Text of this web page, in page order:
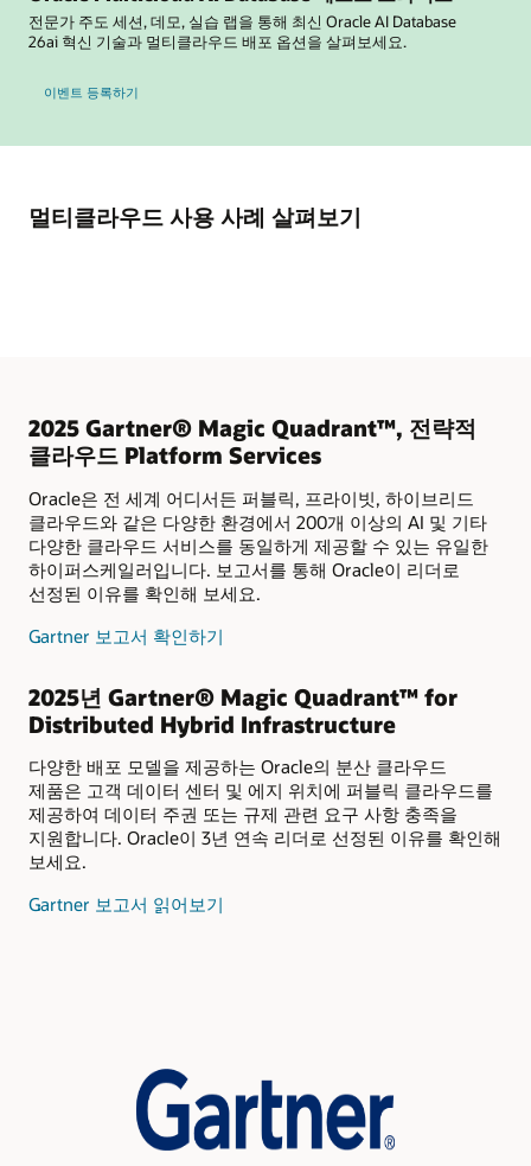
전문가 주도 세션, 데모, 실습 랩을 통해 최신 Oracle AI Database
26ai 혁신 기술과 멀티클라우드 배포 옵션을 살펴보세요.
이벤트 등록하기
멀티클라우드 사용 사례 살펴보기
2025 Gartner® Magic Quadrant™, 전략적
클라우드 Platform Services
Oracle은 전 세계 어디서든 퍼블릭, 프라이빗, 하이브리드
클라우드와 같은 다양한 환경에서 200개 이상의 AI 및 기타
다양한 클라우드 서비스를 동일하게 제공할 수 있는 유일한
하이퍼스케일러입니다. 보고서를 통해 Oracle이 리더로
선정된 이유를 확인해 보세요.
Gartner 보고서 확인하기
Magic
Quadrant™,
전략적
클라우드
Platform
Services
2025년 Gartner® Magic Quadrant™ for
Distributed Hybrid Infrastructure
다양한 배포 모델을 제공하는 Oracle의 분산 클라우드
제품은 고객 데이터 센터 및 에지 위치에 퍼블릭 클라우드를
제공하여 데이터 주권 또는 규제 관련 요구 사항 충족을
지원합니다. Oracle이 3년 연속 리더로 선정된 이유를 확인해
보세요.
Gartner 보고서 읽어보기